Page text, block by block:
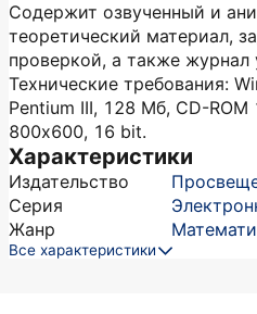
Содержит озвученный и
теоретический материал,
проверкой, а также журнал
Технические требования:
Pentium III, 128 Мб, CD-
800x600, 16 bit.
Характеристики
Издательство
Серия
Жанр
Все характеристики